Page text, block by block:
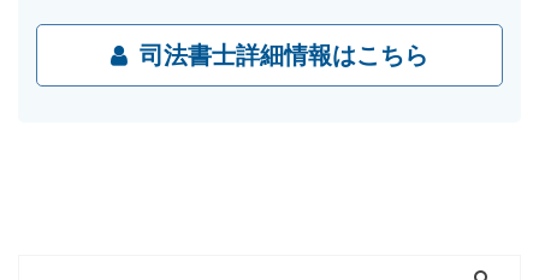
司法書士詳細情報はこちら